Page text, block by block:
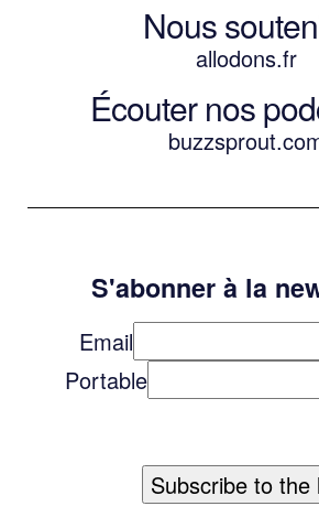
Nous
allodons.fr
Écouter nos
S'abonner à la
Email
Portable